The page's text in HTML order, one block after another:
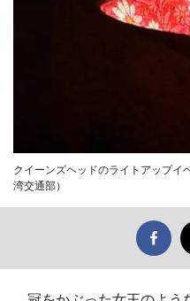
クイーンズヘッドのライトアップ
湾交通部）